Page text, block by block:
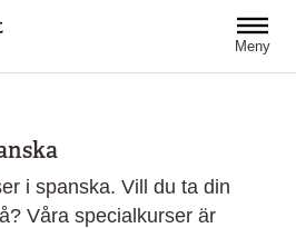
Meny
i spanska. Vill du ta din
Våra specialkurser är